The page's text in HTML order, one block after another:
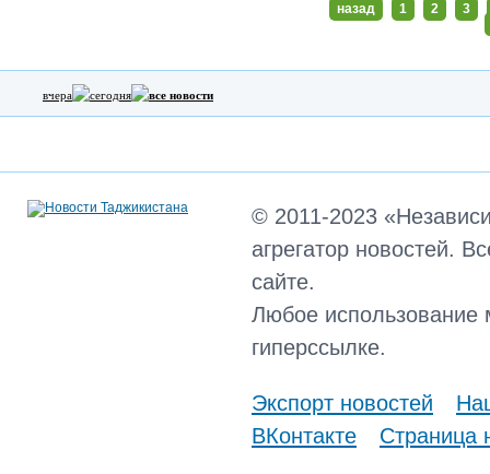
назад 1 2 3
вчера сегодня все новости
© 2011-2023
агрегатор новостей.
сайте.
Любое использование
гиперссылке.
Экспорт новостей
ВКонтакте
Страница